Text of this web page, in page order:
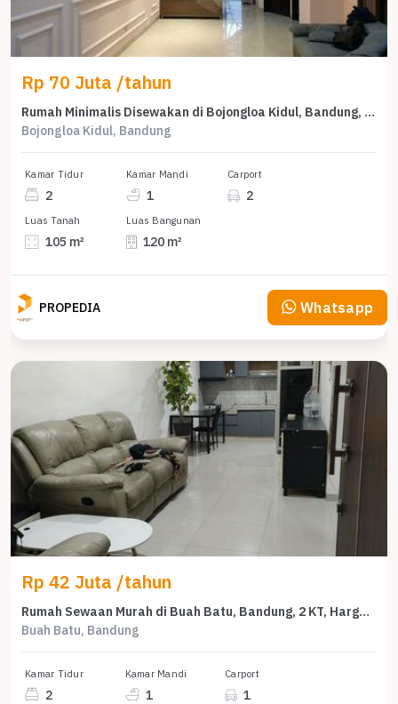
Rp 70 Juta /tahun
Rumah Minimalis Disewakan di Bojongloa Kidul, Bandung, Harga Ekonomis
Bojongloa Kidul, Bandung
Kamar Tidur
2
Kamar Mandi
1
Carport
2
Luas Tanah
105 m²
Luas Bangunan
120 m²
PROPEDIA Whatsapp
Rp 42 Juta /tahun
Rumah Sewaan Murah di Buah Batu, Bandung, 2 KT, Harga 42 Juta /tahun
Buah Batu, Bandung
Kamar Tidur
2
Kamar Mandi
1
Carport
1